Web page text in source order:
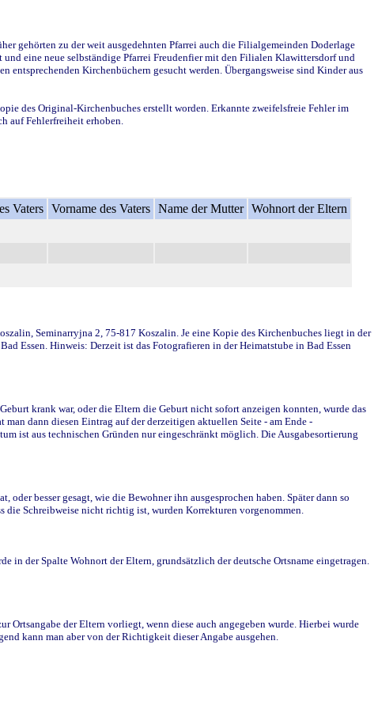
gehörten zu der weit ausgedehnten Pfarrei auch die Filialgemeinden Doderlage
eine neue selbständige Pfarrei Freudenfier mit den Filialen Klawittersdorf und
Kirchenbüchern gesucht werden. Übergangsweise sind Kinder aus
des Original-Kirchenbuches erstellt worden. Erkannte zweifelsfreie Fehler im
auf Fehlerfreiheit erhoben.
Vaters Vorname des Vaters Name der Mutter Wohnort der Eltern
Seminarryjna 2, 75-817 Koszalin. Je eine Kopie des Kirchenbuches liegt in der
Essen. Hinweis: Derzeit ist das Fotografieren in der Heimatstube in Bad Essen
krank war, oder die Eltern die Geburt nicht sofort anzeigen konnten, wurde das
dann diesen Eintrag auf der derzeitigen aktuellen Seite - am Ende -
ist aus technischen Gründen nur eingeschränkt möglich. Die Ausgabesortierung
besser gesagt, wie die Bewohner ihn ausgesprochen haben. Später dann so
die Schreibweise nicht richtig ist, wurden Korrekturen vorgenommen.
in der Spalte Wohnort der Eltern, grundsätzlich der deutsche Ortsname eingetragen.
Ortsangabe der Eltern vorliegt, wenn diese auch angegeben wurde. Hierbei wurde
kann man aber von der Richtigkeit dieser Angabe ausgehen.